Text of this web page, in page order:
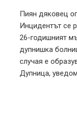
Пиян дяковец
Инцидентът се
26-годишният
дупнишка
случая е
Дупница,